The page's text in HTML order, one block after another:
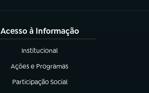
Acesso à Informação
Institucional
(abre em nova aba)
Ações e Programas
(abre em nova aba)
Participação Social
(abre em nova aba)